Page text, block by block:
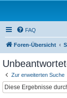
FAQ
Foren-Übersicht
Zur erweiterten Suche